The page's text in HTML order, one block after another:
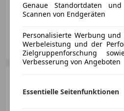
Onlinecars Vetriebs GmbH ZWNL Lind
AT-9220 Lind ob Velden
Genaue Standortdaten
Scannen von Endgeräten
Personalisierte Werbung
Werbeleistung und der
Zielgruppenforschung
Verbesserung von Angeboten
Essentielle Seitenfunktionen